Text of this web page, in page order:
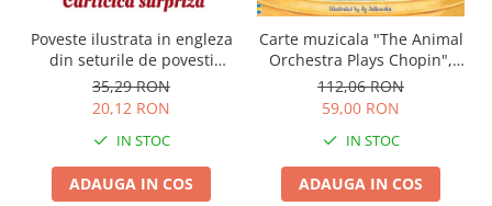
Poveste ilustrata in engleza
din seturile de povesti
Usborne
35,29 RON
20,12 RON
IN STOC
ADAUGA IN COS
Carte muzicala "The Animal
Orchestra Plays Chopin",
cartonata, Usborne
112,06 RON
59,00 RON
IN STOC
ADAUGA IN COS